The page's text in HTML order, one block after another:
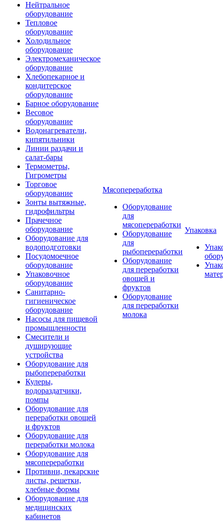
Нейтральное
оборудование
Тепловое
оборудование
Холодильное
оборудование
Электромеханическое
оборудование
Хлебопекарное и
кондитерское
оборудование
Барное оборудование
Весовое
оборудование
Водонагреватели,
кипятильники
Линии раздачи и
салат-бары
Термометры,
Гигрометры
Торговое
оборудование
Зонты вытяжные,
гидрофильтры
Прачечное
оборудование
Оборудование для
водоподготовки
Посудомоечное
оборудование
Упаковочное
оборудование
Санитарно-
гигиеническое
оборудование
Насосы для пищевой
промышленности
Смесители и
душирующие
устройства
Оборудование для
рыбопереработки
Кулеры,
водораздатчики,
помпы
Оборудование для
переработки овощей
и фруктов
Оборудование для
переработки молока
Оборудование для
мясопереработки
Противни, пекарские
листы, решетки,
хлебные формы
Оборудование для
медицинских
кабинетов
Мясопереработка
Оборудование
для
мясопереработки
Оборудование
для
рыбопереработки
Оборудование
для переработки
овощей и
фруктов
Оборудование
для переработки
молока
Упаковка